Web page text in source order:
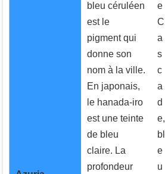
bleu céruléen
est le
pigment qui
donne son
nom à la ville.
En japonais,
le hanada-iro
est une teinte
de bleu
claire. La
profondeur
e
C
a
s
c
a
d
e,
bl
e
u